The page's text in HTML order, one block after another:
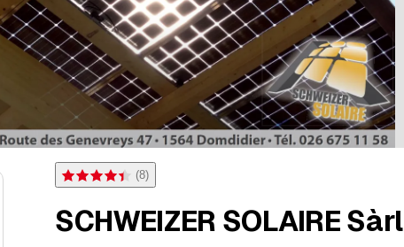
Note 4,4 sur 5 étoiles pour 8 évaluations
(8)
SCHWEIZER SOLAIRE Sàrl